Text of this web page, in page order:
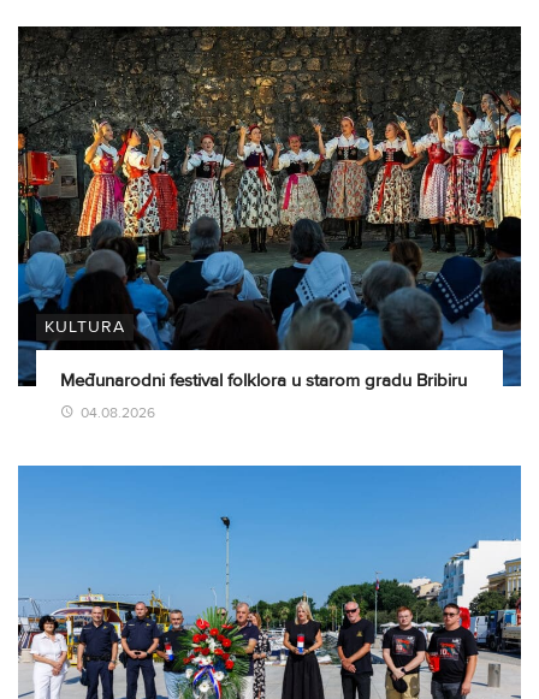
KULTURA
Međunarodni festival folklora u starom gradu Bribiru
04.08.2026